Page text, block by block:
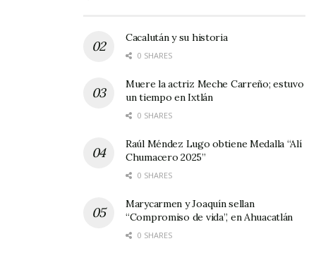
seguir manifestando de las novedades, ya que
urnas a votar, y después a nuestro trabajo de
estar en los encuentros deportivos donde
Cacalután y su historia
0 SHARES
Muere la actriz Meche Carreño; estuvo
un tiempo en Ixtlán
0 SHARES
Raúl Méndez Lugo obtiene Medalla “Alí
Chumacero 2025”
0 SHARES
Marycarmen y Joaquín sellan
“Compromiso de vida”, en Ahuacatlán
0 SHARES